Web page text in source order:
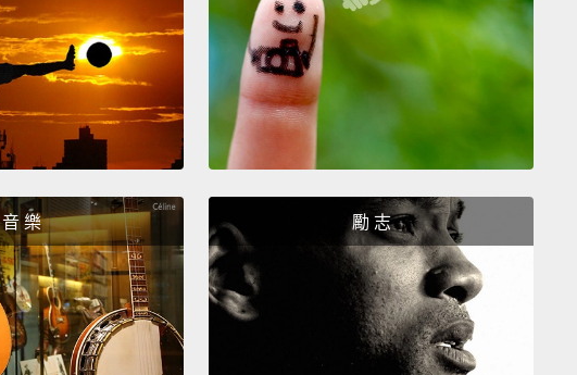
史蒂芬？
Hello?
喂？
Stephen!
史蒂芬!
I'm just hanging out and somebody gave me this phone.
我只是在晃晃然後就有人給我這支手機。
Is there blood anywhere near you?
音 樂 勵 志